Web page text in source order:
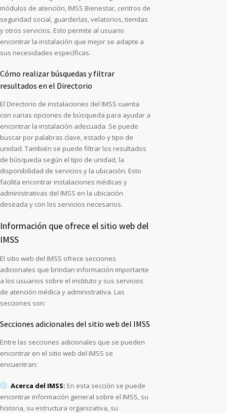
módulos de atención, IMSS Bienestar, centros de
seguridad social, guarderías, velatorios, tiendas
y otros servicios. Esto permite al usuario
encontrar la instalación que mejor se adapte a
sus necesidades específicas.
Cómo realizar búsquedas y filtrar
resultados en el Directorio
El Directorio de instalaciones del IMSS cuenta
con varias opciones de búsqueda para ayudar a
encontrar la instalación adecuada. Se puede
buscar por palabras clave, estado y tipo de
unidad. También se puede filtrar los resultados
de búsqueda según el tipo de unidad, la
disponibilidad de servicios y la ubicación. Esto
facilita encontrar instalaciones médicas y
administrativas del IMSS en la ubicación
deseada y con los servicios necesarios.
Información que ofrece el sitio web del
IMSS
El sitio web del IMSS ofrece secciones
adicionales que brindan información importante
a los usuarios sobre el instituto y sus servicios
de atención médica y administrativa. Las
secciones son:
Secciones adicionales del sitio web del IMSS
Entre las secciones adicionales que se pueden
encontrar en el sitio web del IMSS se
encuentran:
Acerca del IMSS: En esta sección se puede
encontrar información general sobre el IMSS, su
historia, su estructura organizativa, su